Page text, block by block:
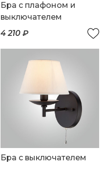
Бра с плафоном и
выключателем
4 210 ₽
Бра с выключателем